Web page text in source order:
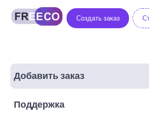
Создать заказ
Добавить заказ
Поддержка